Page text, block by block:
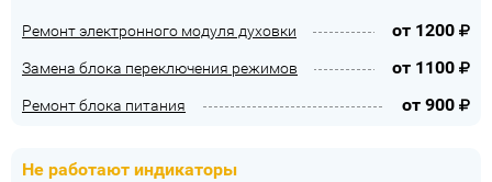
Ремонт электронного модуля духовки от 1200
Замена блока переключения режимов от 1100
Ремонт блока питания от 900
Не работают индикаторы